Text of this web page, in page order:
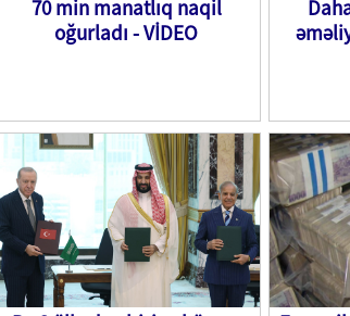
70 min manatlıq naqil
oğurladı - VİDEO